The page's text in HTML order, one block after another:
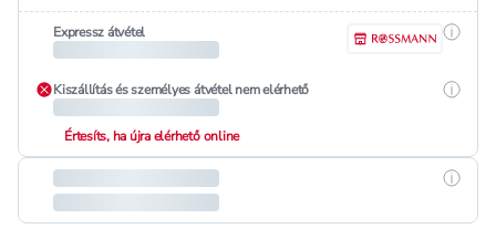
Expressz átvétel
Kiszállítás és személyes átvétel nem elérhető
Értesíts, ha újra elérhető online